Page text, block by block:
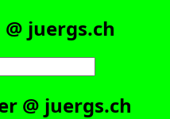
juergs.ch
@ juergs.ch